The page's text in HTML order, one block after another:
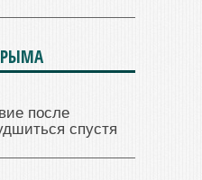
после
спустя